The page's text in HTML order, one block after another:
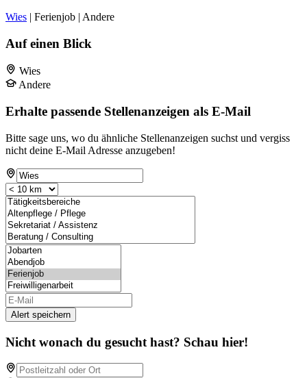
Wies | Ferienjob | Andere
Auf einen Blick
Wies
Andere
Erhalte passende Stellenanzeigen als E-Mail
Bitte sage uns, wo du ähnliche Stellenanzeigen suchst und vergiss
nicht deine E-Mail Adresse anzugeben!
Alert speichern
Nicht wonach du gesucht hast? Schau hier!